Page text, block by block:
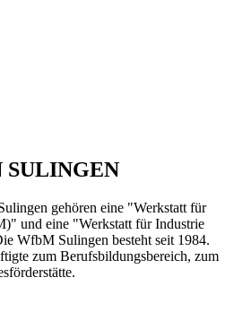
SULINGEN
gehören eine "Werkstatt für
und eine "Werkstatt für Industrie
WfbM Sulingen besteht seit 1984.
zum Berufsbildungsbereich, zum